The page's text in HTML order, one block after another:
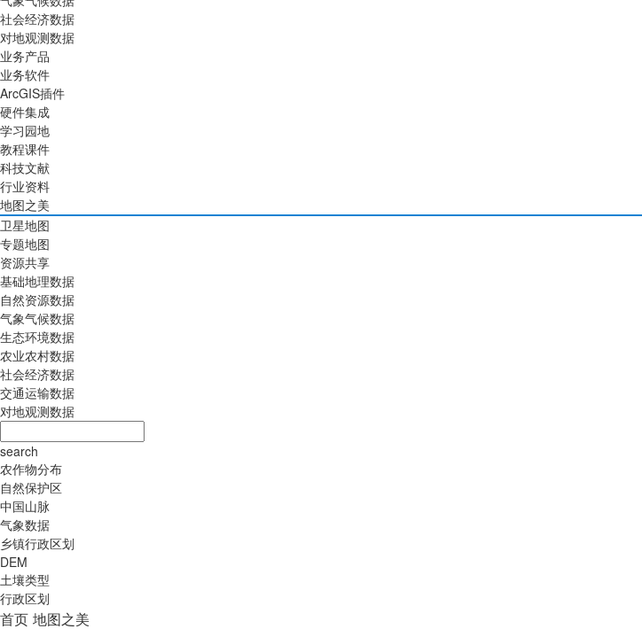
社会经济数据
对地观测数据
业务产品
业务软件
ArcGIS插件
硬件集成
学习园地
教程课件
科技文献
行业资料
地图之美
卫星地图
专题地图
资源共享
基础地理数据
自然资源数据
气象气候数据
生态环境数据
农业农村数据
社会经济数据
交通运输数据
对地观测数据
search
农作物分布
自然保护区
中国山脉
气象数据
乡镇行政区划
DEM
土壤类型
行政区划
首页 地图之美